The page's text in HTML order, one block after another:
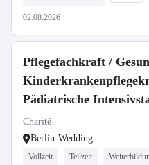
02.08.2026
Pflegefachkraft /
Pädiatrische
Charité
Berlin-Wedding
Vollzeit Teilzeit